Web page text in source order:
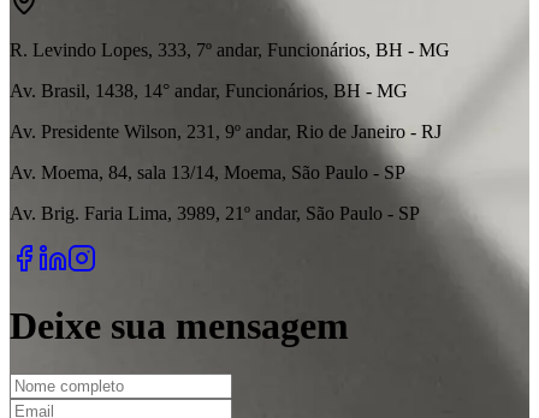
R. Levindo Lopes, 333, 7º andar, Funcionários, BH - MG
Av. Brasil, 1438, 14° andar, Funcionários, BH - MG
Av. Presidente Wilson, 231, 9º andar, Rio de Janeiro - RJ
Av. Moema, 84, sala 13/14, Moema, São Paulo - SP
Av. Brig. Faria Lima, 3989, 21º andar, São Paulo - SP
Deixe sua mensagem